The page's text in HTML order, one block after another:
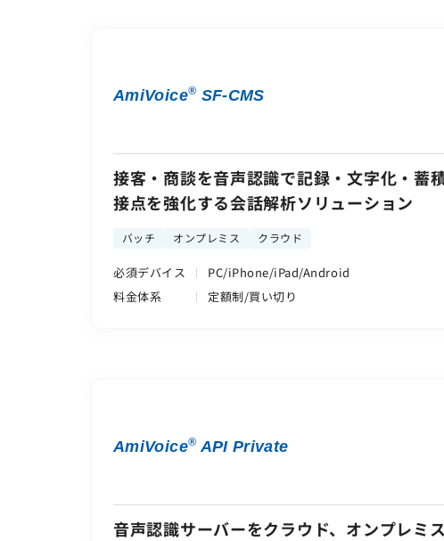
AmiVoice® SF-CMS
接客・商談を音声認識で記録・文字化・蓄
接点を強化する会話解析ソリューション
バッチ オンプレミス クラウド
必須デバイス
PC/iPhone/iPad/Android
料金体系
定額制/買い切り
AmiVoice® API Private
音声認識サーバーをクラウド、オンプレミ